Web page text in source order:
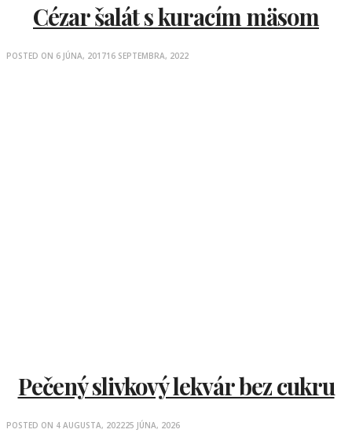
Cézar šalát s kuracím mäsom
POSTED ON 6 JÚNA, 201716 SEPTEMBRA, 2022
Pečený slivkový lekvár bez cukru
POSTED ON 4 AUGUSTA, 202225 JÚNA, 2026